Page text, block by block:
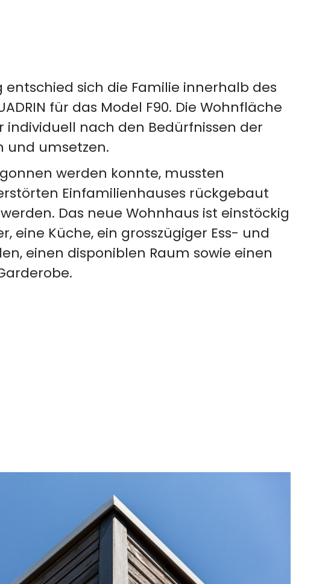
sich die Familie innerhalb des
für das Model F90. Die Wohnfläche
nach den Bedürfnissen der
und umsetzen.
werden konnte, mussten
Einfamilienhauses rückgebaut
Das neue Wohnhaus ist einstöckig
eine Küche, ein grosszügiger Ess- und
einen disponiblen Raum sowie einen